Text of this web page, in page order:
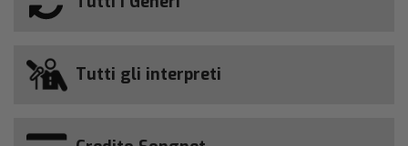
Tutti gli interpreti